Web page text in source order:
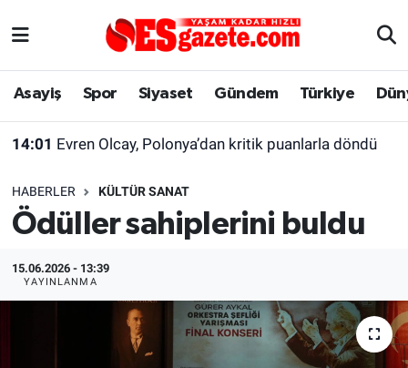
Asayiş Spor Siyaset Gündem Türkiye
14:01 Evren Olcay, Polonya’dan kritik puanlarla döndü
HABERLER KÜLTÜR SANAT
Ödüller sahiplerini buldu
15.06.2026 - 13:39
YAYINLANMA
Asayiş
Gündem
Dünya
Yaşam
Eskişehirspor Arşivi
Röportaj
Eskişehir Nöbetçi Eczaneler
Süper Lig Puan Durumu ve Fikstür
Son Dakika Haberleri
Haber Arşivi